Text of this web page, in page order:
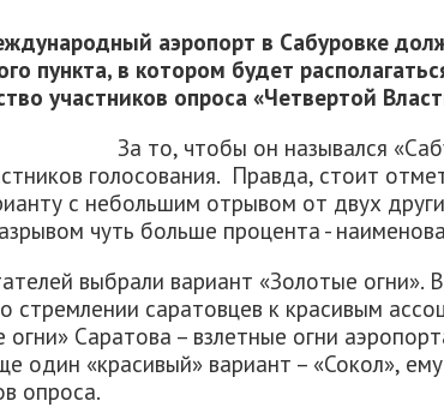
аэропорт в Сабуровке
пункта, в котором будет
участников опроса «Четвертой
За то, чтобы он назывался
голосования. Правда, стоит
с небольшим отрывом от двух
чуть больше процента -
выбрали вариант «Золотые огни».
стремлении саратовцев к красивым
огни» Саратова – взлетные огни
один «красивый» вариант – «Сокол»,
опроса.